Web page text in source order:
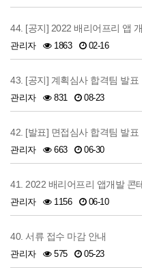
44. [공지] 2022 배리어프리 앱
관리자 1863 02-16
43. [공지] 계획심사 합격팀 발표
관리자 831 08-23
42. [발표] 면접심사 합격팀 발표
관리자 663 06-30
41. 2022 배리어프리 앱개발 콘
관리자 1156 06-10
40. 서류 접수 마감 안내
관리자 575 05-23